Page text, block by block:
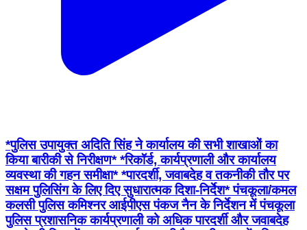
*पुलिस उपायुक्त अदिति सिंह ने कार्यालय की सभी शाखाओं का
किया बारीकी से निरीक्षण* *रिकॉर्ड, कार्यप्रणाली और कार्यालय
व्यवस्था की गहन समीक्षा* *पारदर्शी, जवाबदेह व तकनीकी तौर पर
सक्षम पुलिसिंग के लिए दिए सुधारात्मक दिशा-निर्देश* पंचकूला/कमल
कलसी पुलिस कमिश्नर आईपीएस पंकज नैन के निर्देशन में पंचकूला
पुलिस प्रशासनिक कार्यप्रणाली को अधिक पारदर्शी और जवाबदेह